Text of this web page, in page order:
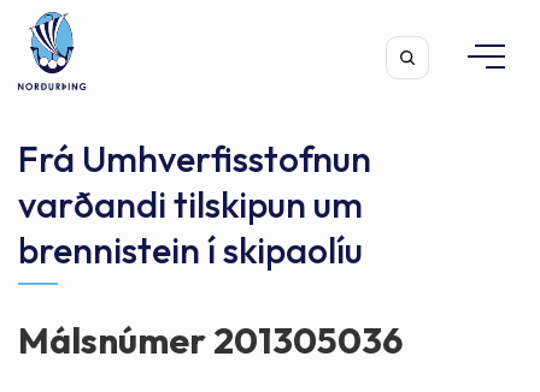
Leita
Frá Umhverfisstofnun
varðandi tilskipun um
brennistein í skipaolíu
Málsnúmer 201305036